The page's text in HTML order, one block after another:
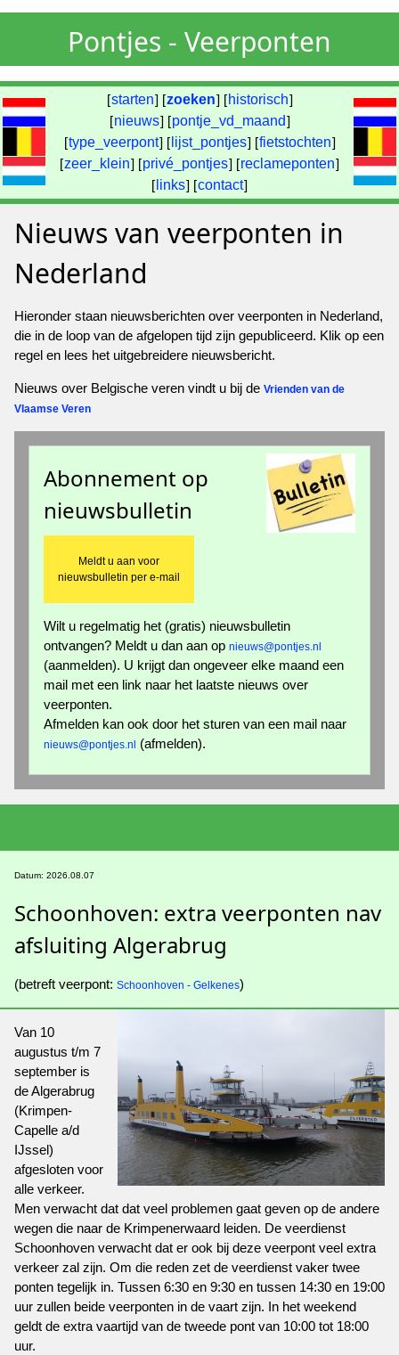
Pontjes - Veerponten
[starten] [zoeken] [ historisch]
[nieuws] [pontje_vd_maand]
[type_veerpont] [ lijst_pontjes] [fietstochten]
[zeer_klein] [privé_pontjes] [reclameponten]
[ links] [contact]
Nieuws van veerponten in
Nederland
Hieronder staan nieuwsberichten over veerponten in Nederland,
die in de loop van de afgelopen tijd zijn gepubliceerd. Klik op een
regel en lees het uitgebreidere nieuwsbericht.
Nieuws over Belgische veren vindt u bij de Vrienden van de
Vlaamse Veren
Abonnement op
nieuwsbulletin
Meldt u aan voor
nieuwsbulletin per e-mail
Wilt u regelmatig het (gratis) nieuwsbulletin
ontvangen? Meldt u dan aan op nieuws@pontjes.nl
(aanmelden). U krijgt dan ongeveer elke maand een
mail met een link naar het laatste nieuws over
veerponten.
Afmelden kan ook door het sturen van een mail naar
nieuws@pontjes.nl (afmelden).
Datum: 2026.08.07
Schoonhoven: extra veerponten nav
afsluiting Algerabrug
(betreft veerpont: Schoonhoven - Gelkenes)
Van 10
augustus t/m 7
september is
de Algerabrug
(Krimpen-
Capelle a/d
IJssel)
afgesloten voor
alle verkeer.
Men verwacht dat dat veel problemen gaat geven op de andere
wegen die naar de Krimpenerwaard leiden. De veerdienst
Schoonhoven verwacht dat er ook bij deze veerpont veel extra
verkeer zal zijn. Om die reden zet de veerdienst vaker twee
ponten tegelijk in. Tussen 6:30 en 9:30 en tussen 14:30 en 19:00
uur zullen beide veerponten in de vaart zijn. In het weekend
geldt de extra vaartijd van de tweede pont van 10:00 tot 18:00
uur.